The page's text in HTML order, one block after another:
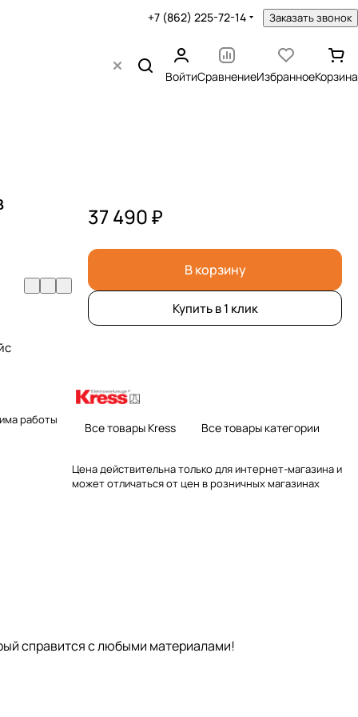
+7 (862) 225-72-14 Заказать звонок
ВойтиСравнениеИзбранноеКорзина
работы
37 490 ₽
В корзину
Купить в 1 клик
Все товары Kress Все товары категории
Цена действительна только для интернет-магазина и
может отличаться от цен в розничных магазинах
справится с любыми материалами!